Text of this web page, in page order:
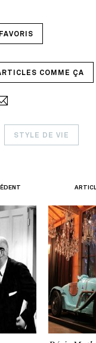
COMME ÇA
STYLE DE VIE